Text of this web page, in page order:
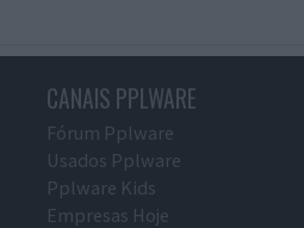
CANAIS PPLWARE
Fórum Pplware
Usados Pplware
Pplware Kids
Empresas Hoje